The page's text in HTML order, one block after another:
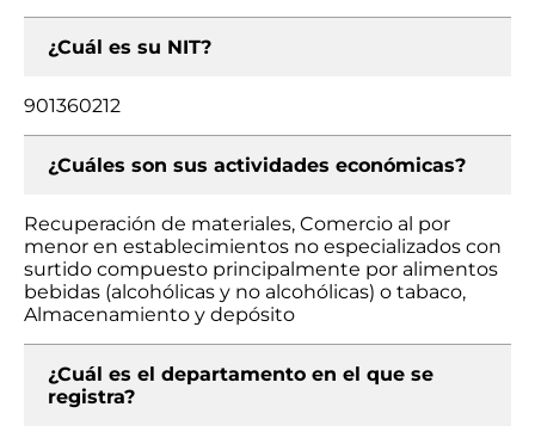
¿Cuál es su NIT?
901360212
¿Cuáles son sus actividades económicas?
Recuperación de materiales, Comercio al por
menor en establecimientos no especializados con
surtido compuesto principalmente por alimentos
bebidas (alcohólicas y no alcohólicas) o tabaco,
Almacenamiento y depósito
¿Cuál es el departamento en el que se
registra?